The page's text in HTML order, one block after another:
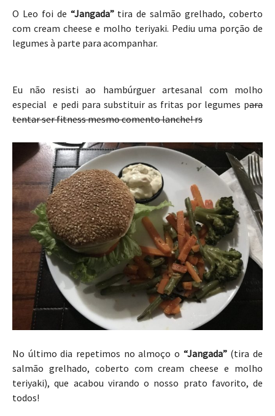
O Leo foi de “Jangada”tira de salmão grelhado, coberto
com cream cheese e molho teriyaki. Pediu uma porção de
legumes à parte para acompanhar.
Eu não resisti ao hambúrguer artesanal com molho
especial e pedi para substituir as fritas por legumes para
tentar ser fitness mesmo comento lanche! rs
No último dia repetimos no almoço o “Jangada”(tira de
salmão grelhado, coberto com cream cheese e molho
teriyaki), que acabou virando o nosso prato favorito, de
todos!